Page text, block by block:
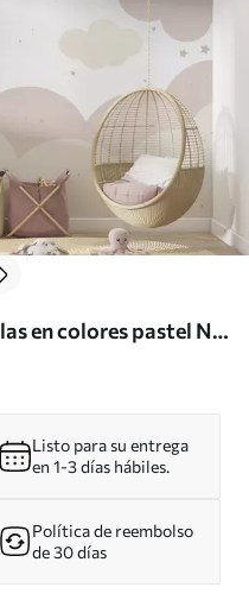
en colores pastel Nr.
Listo para su entrega
en 1-3 días hábiles.
Política de reembolso
de 30 días